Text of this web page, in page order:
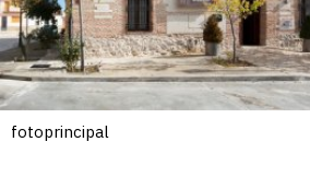
fotoprincipal